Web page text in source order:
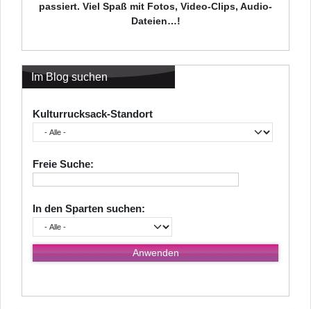
passiert. Viel Spaß mit Fotos, Video-Clips, Audio-
Dateien…!
Im Blog suchen
Kulturrucksack-Standort
Freie Suche:
In den Sparten suchen: